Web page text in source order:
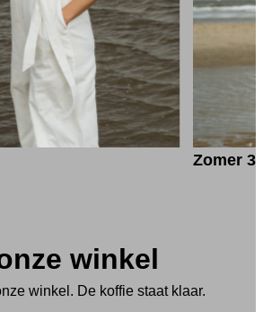
Zomer 3
winkel
winkel. De koffie staat klaar.